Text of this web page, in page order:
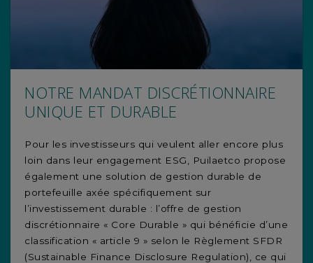
NOTRE MANDAT DISCRÉTIONNAIRE
UNIQUE ET DURABLE
Pour les investisseurs qui veulent aller encore plus
loin dans leur engagement ESG, Puilaetco propose
également une solution de gestion durable de
portefeuille axée spécifiquement sur
l’investissement durable : l’offre de gestion
discrétionnaire « Core Durable » qui bénéficie d’une
classification « article 9 » selon le Règlement SFDR
(Sustainable Finance Disclosure Regulation), ce qui